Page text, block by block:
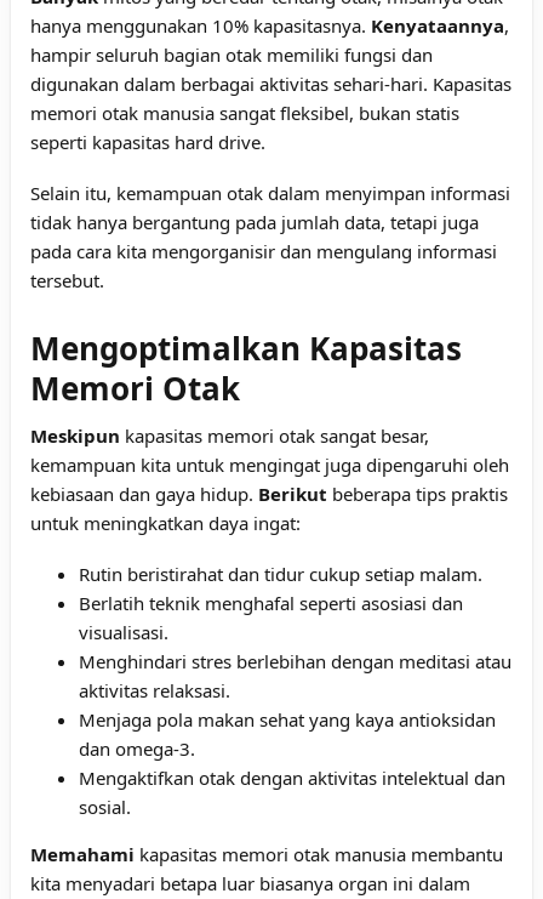
hanya menggunakan 10% kapasitasnya. Kenyataannya,
hampir seluruh bagian otak memiliki fungsi dan
digunakan dalam berbagai aktivitas sehari-hari. Kapasitas
memori otak manusia sangat fleksibel, bukan statis
seperti kapasitas hard drive.
Selain itu, kemampuan otak dalam menyimpan informasi
tidak hanya bergantung pada jumlah data, tetapi juga
pada cara kita mengorganisir dan mengulang informasi
tersebut.
Mengoptimalkan Kapasitas
Memori Otak
Meskipun kapasitas memori otak sangat besar,
kemampuan kita untuk mengingat juga dipengaruhi oleh
kebiasaan dan gaya hidup. Berikut beberapa tips praktis
untuk meningkatkan daya ingat:
Rutin beristirahat dan tidur cukup setiap malam.
Berlatih teknik menghafal seperti asosiasi dan
visualisasi.
Menghindari stres berlebihan dengan meditasi atau
aktivitas relaksasi.
Menjaga pola makan sehat yang kaya antioksidan
dan omega-3.
Mengaktifkan otak dengan aktivitas intelektual dan
sosial.
Memahami kapasitas memori otak manusia membantu
kita menyadari betapa luar biasanya organ ini dalam